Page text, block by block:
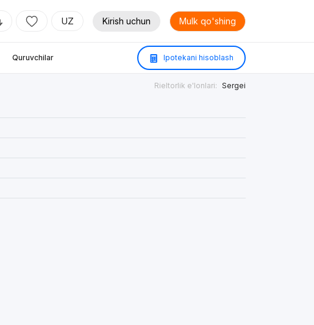
UZ Kirish uchun Mulk qo'shing
Quruvchilar Ipotekani hisoblash
Rieltorlik e'lonlari: Sergei